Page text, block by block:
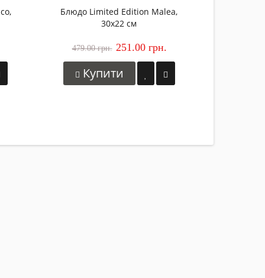
Блюдо Limited Edition Malea,
30x22 см
479.00 грн. 251.00 грн.
Купити